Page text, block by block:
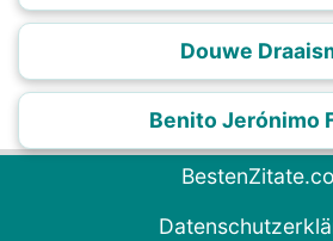
Douwe
Benito Jerónimo